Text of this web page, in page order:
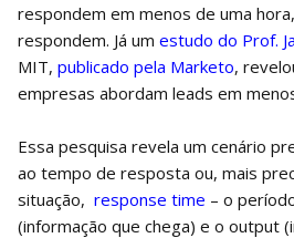
respondem em menos de uma
respondem. Já um estudo do Prof.
MIT, publicado pela Marketo,
empresas abordam leads em
Essa pesquisa revela um cenário
ao tempo de resposta ou, mais
situação, response time – o
(informação que chega) e o output